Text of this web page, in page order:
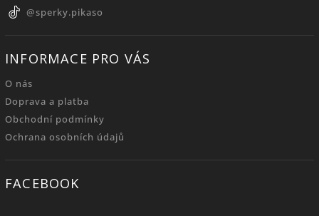
@sperky.pikaso
INFORMACE PRO VÁS
O nás
Doprava a platba
Obchodní podmínky
Ochrana osobních údajů
FACEBOOK